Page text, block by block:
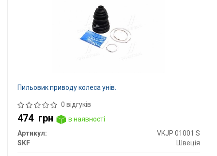
Пильовик приводу колеса унів.
0 відгуків
474 грн
в наявності
Артикул:
VKJP 01001 S
SKF
Швеція